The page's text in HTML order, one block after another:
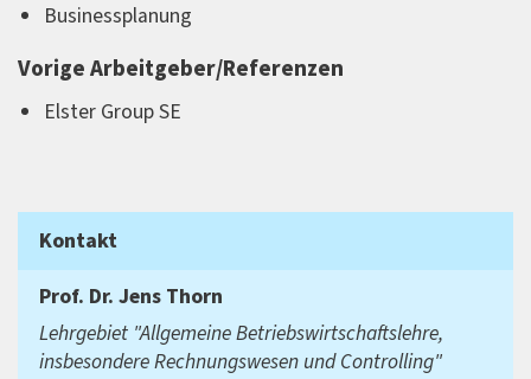
Businessplanung
Vorige Arbeitgeber/Referenzen
Elster Group SE
Kontakt
Prof. Dr. Jens Thorn
Lehrgebiet "Allgemeine Betriebswirtschaftslehre,
insbesondere Rechnungswesen und Controlling"